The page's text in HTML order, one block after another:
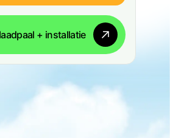
+ installatie